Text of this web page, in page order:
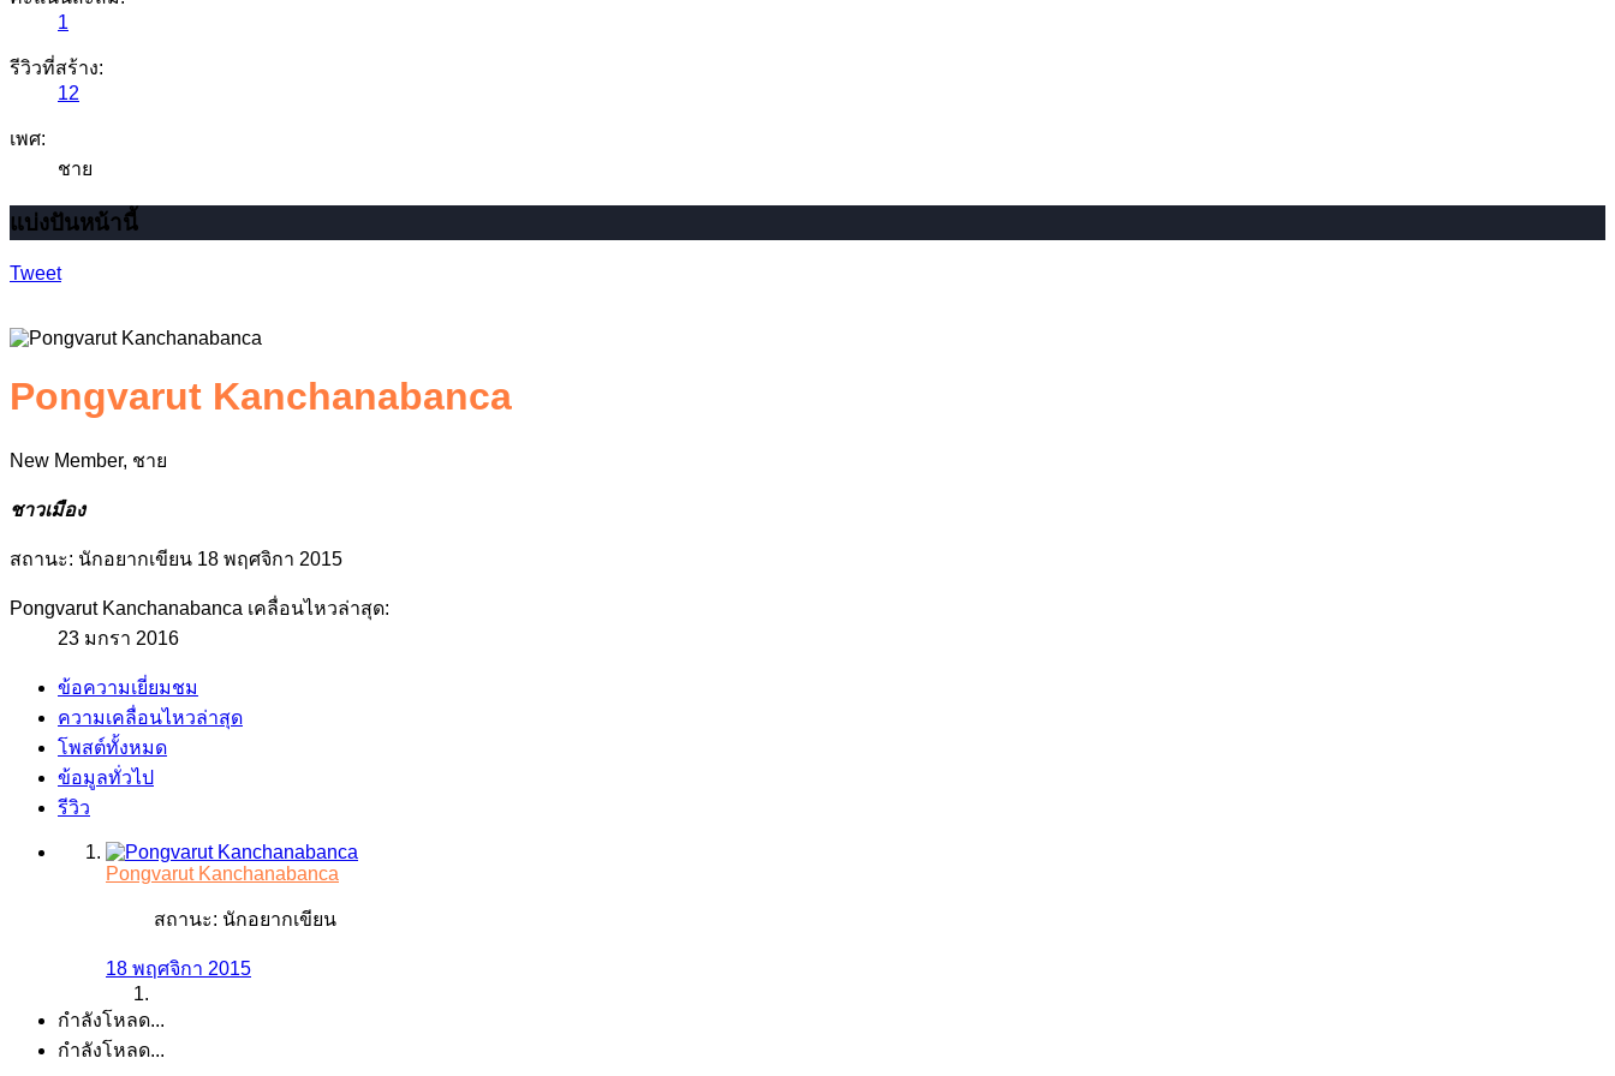
1
รีวิวที่สร้าง:
12
เพศ:
ชาย
แบ่งปันหน้านี้
Tweet
Pongvarut Kanchanabanca
New Member, ชาย
ชาวเมือง
สถานะ: นักอยากเขียน 18 พฤศจิกา 2015
Pongvarut Kanchanabanca เคลื่อนไหวล่าสุด:
23 มกรา 2016
ข้อความเยี่ยมชม
ความเคลื่อนไหวล่าสุด
โพสต์ทั้งหมด
ข้อมูลทั่วไป
รีวิว
Pongvarut Kanchanabanca
สถานะ: นักอยากเขียน
18 พฤศจิกา 2015
กำลังโหลด...
กำลังโหลด...